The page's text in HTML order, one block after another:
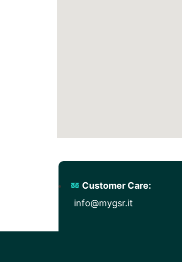
Customer Care:
info@mygsr.it